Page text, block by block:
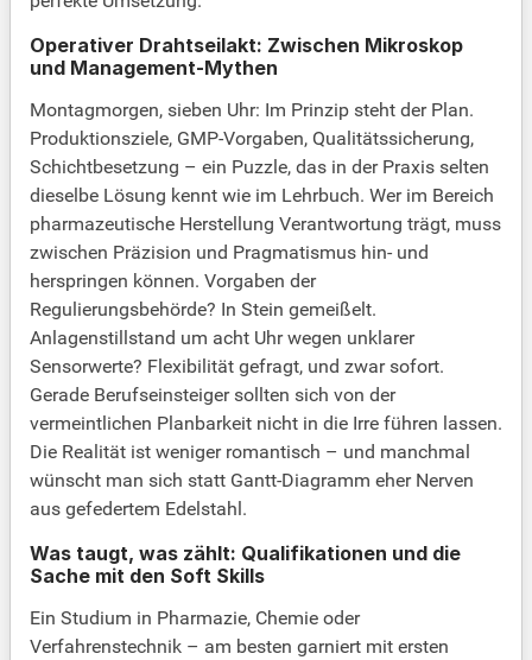
Operativer Drahtseilakt: Zwischen Mikroskop
und Management-Mythen
Montagmorgen, sieben Uhr: Im Prinzip steht der Plan.
Produktionsziele, GMP-Vorgaben, Qualitätssicherung,
Schichtbesetzung – ein Puzzle, das in der Praxis selten
dieselbe Lösung kennt wie im Lehrbuch. Wer im Bereich
pharmazeutische Herstellung Verantwortung trägt, muss
zwischen Präzision und Pragmatismus hin- und
herspringen können. Vorgaben der
Regulierungsbehörde? In Stein gemeißelt.
Anlagenstillstand um acht Uhr wegen unklarer
Sensorwerte? Flexibilität gefragt, und zwar sofort.
Gerade Berufseinsteiger sollten sich von der
vermeintlichen Planbarkeit nicht in die Irre führen lassen.
Die Realität ist weniger romantisch – und manchmal
wünscht man sich statt Gantt-Diagramm eher Nerven
aus gefedertem Edelstahl.
Was taugt, was zählt: Qualifikationen und die
Sache mit den Soft Skills
Ein Studium in Pharmazie, Chemie oder
Verfahrenstechnik – am besten garniert mit ersten